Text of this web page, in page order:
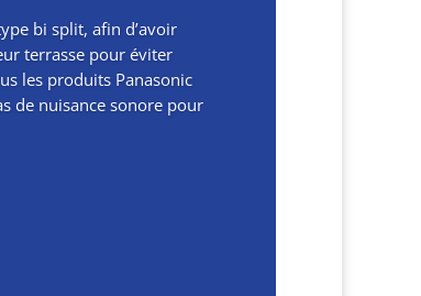
bi split, afin d’avoir
terrasse pour éviter
les produits Panasonic
de nuisance sonore pour